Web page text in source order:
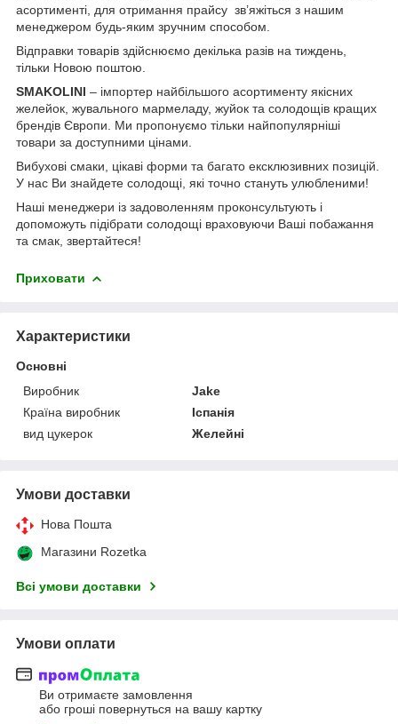
асортименті, для отримання прайсу зв’яжіться з нашим
менеджером будь-яким зручним способом.
Відправки товарів здійснюємо декілька разів на тиждень,
тільки Новою поштою.
SMAKOLINI – імпортер найбільшого асортименту якісних
желейок, жувального мармеладу, жуйок та солодощів кращих
брендів Європи. Ми пропонуємо тільки найпопулярніші
товари за доступними цінами.
Вибухові смаки, цікаві форми та багато ексклюзивних позицій.
У нас Ви знайдете солодощі, які точно стануть улюбленими!
Наші менеджери із задоволенням проконсультують і
допоможуть підібрати солодощі враховуючи Ваші побажання
та смак, звертайтеся!
Приховати
Характеристики
Основні
Виробник
Jake
Країна виробник
Іспанія
вид цукерок
Желейні
Умови доставки
Нова Пошта
Магазини Rozetka
Всі умови доставки
Умови оплати
Ви отримаєте замовлення
або гроші повернуться на вашу картку